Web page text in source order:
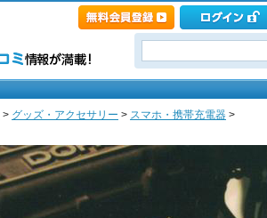
> グッズ・アクセサリー > スマホ・携帯充電器 >